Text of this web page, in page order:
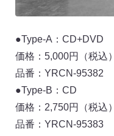
●Type-A：CD+DVD
価格：5,000円（税込）
品番：YRCN-95382
●Type-B：CD
価格：2,750円（税込）
品番：YRCN-95383